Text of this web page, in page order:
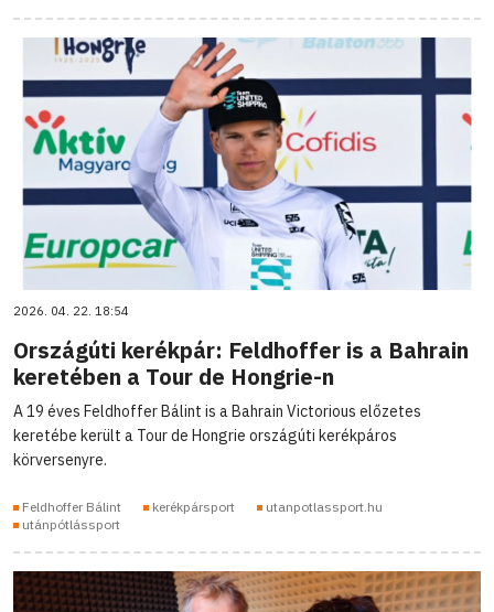
2026. 04. 22. 18:54
Országúti kerékpár: Feldhoffer is a Bahrain
keretében a Tour de Hongrie-n
A 19 éves Feldhoffer Bálint is a Bahrain Victorious előzetes
keretébe került a Tour de Hongrie országúti kerékpáros
körversenyre.
Feldhoffer Bálint kerékpársport
utanpotlassport.hu
utánpótlássport